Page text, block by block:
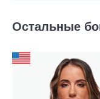
Остальные